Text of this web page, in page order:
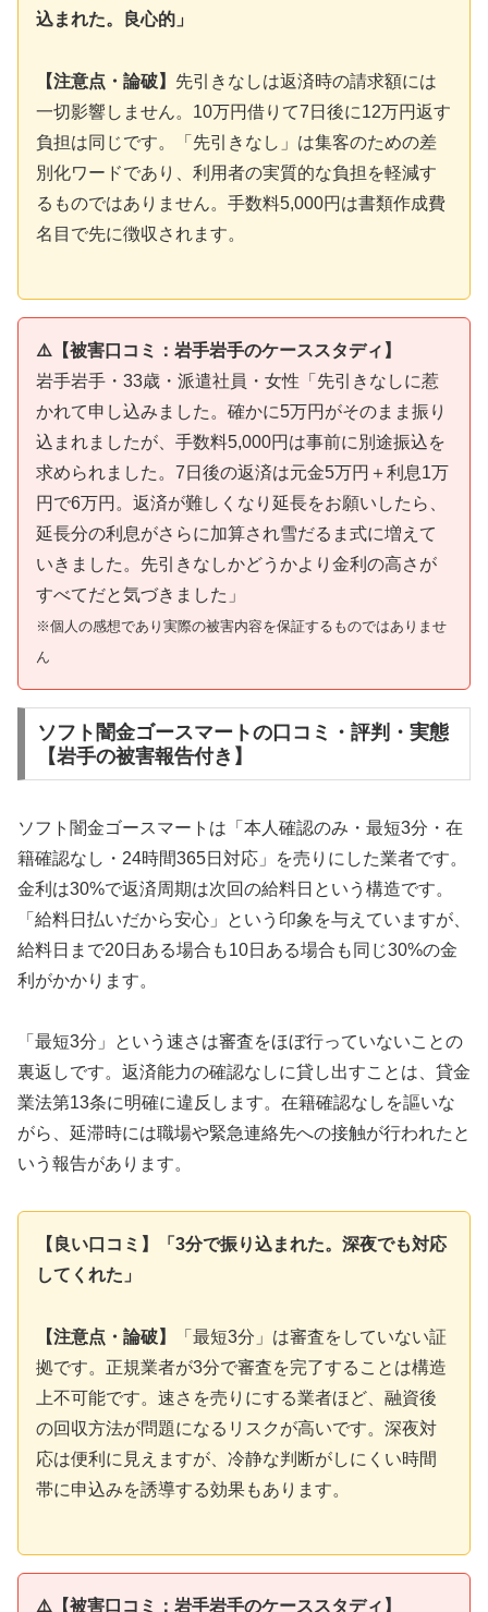
込まれた。良心的」
【注意点・論破】 先引きなしは返済時の請求額には
一切影響しません。10万円借りて7日後に12万円返す
負担は同じです。「先引きなし」は集客のための差
別化ワードであり、利用者の実質的な負担を軽減す
るものではありません。手数料5,000円は書類作成費
名目で先に徴収されます。
⚠️【被害口コミ：岩手岩手のケーススタディ】
岩手岩手・33歳・派遣社員・女性「先引きなしに惹
かれて申し込みました。確かに5万円がそのまま振り
込まれましたが、手数料5,000円は事前に別途振込を
求められました。7日後の返済は元金5万円＋利息1万
円で6万円。返済が難しくなり延長をお願いしたら、
延長分の利息がさらに加算され雪だるま式に増えて
いきました。先引きなしかどうかより金利の高さが
すべてだと気づきました」
※個人の感想であり実際の被害内容を保証するものではありませ
ん
ソフト闇金ゴースマートの口コミ・評判・実態
【岩手の被害報告付き】
ソフト闇金ゴースマートは「本人確認のみ・最短3分・在
籍確認なし・24時間365日対応」を売りにした業者です。
金利は30%で返済周期は次回の給料日という構造です。
「給料日払いだから安心」という印象を与えていますが、
給料日まで20日ある場合も10日ある場合も同じ30%の金
利がかかります。
「最短3分」という速さは審査をほぼ行っていないことの
裏返しです。返済能力の確認なしに貸し出すことは、貸金
業法第13条に明確に違反します。在籍確認なしを謳いな
がら、延滞時には職場や緊急連絡先への接触が行われたと
いう報告があります。
【良い口コミ】「3分で振り込まれた。深夜でも対応
してくれた」
【注意点・論破】
「最短3分」は審査をしていない証
拠です。正規業者が3分で審査を完了することは構造
上不可能です。速さを売りにする業者ほど、融資後
の回収方法が問題になるリスクが高いです。深夜対
応は便利に見えますが、冷静な判断がしにくい時間
帯に申込みを誘導する効果もあります。
⚠️【被害口コミ：岩手岩手のケーススタディ】